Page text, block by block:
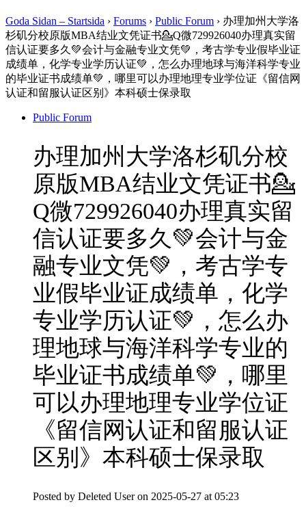
Goda Sidan – Startsida › Forums › Public Forum › 办理加州大学洛
杉矶分校原版MBA结业文凭证书💁Q微729926040办理真实留
信认证要多久💚会计与金融专业文凭💚，考古学专业假毕业证
成绩单，化学专业学历认证💚，怎么办理地球与海洋科学专业
的毕业证书成绩单💚，哪里可以办理地理专业学位证《留信网
认证和留服认证区别》本科硕士保录取
Public Forum
办理加州大学洛杉矶分校
原版MBA结业文凭证书💁
Q微729926040办理真实留
信认证要多久💚会计与金
融专业文凭💚，考古学专
业假毕业证成绩单，化学
专业学历认证💚，怎么办
理地球与海洋科学专业的
毕业证书成绩单💚，哪里
可以办理地理专业学位证
《留信网认证和留服认证
区别》本科硕士保录取
Posted by Deleted User on 2025-05-27 at 05:23